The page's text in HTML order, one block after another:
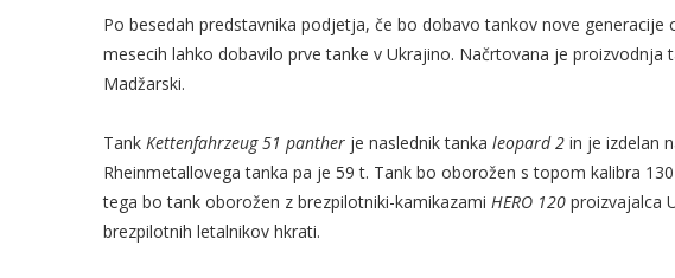
Po besedah ​​predstavnika podjetja, če bo dobavo tankov nove
mesecih lahko dobavilo prve tanke v Ukrajino. Načrtovana je
Madžarski.
Tank Kettenfahrzeug 51 panther je naslednik tanka leopard 2 in je izdelan
Rheinmetallovega tanka pa je 59 t. Tank bo oborožen s topom kalibra
tega bo tank oborožen z brezpilotniki-kamikazami HERO 120 proizvajalca
brezpilotnih letalnikov hkrati.